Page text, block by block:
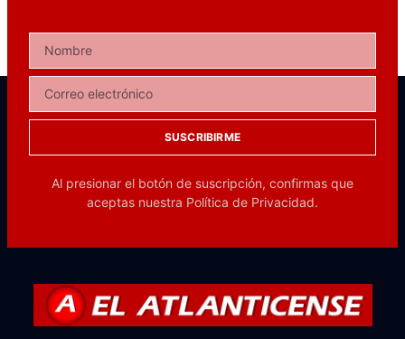
SUSCRIBIRME
Al presionar el botón de suscripción, confirmas que
aceptas nuestra Política de Privacidad.